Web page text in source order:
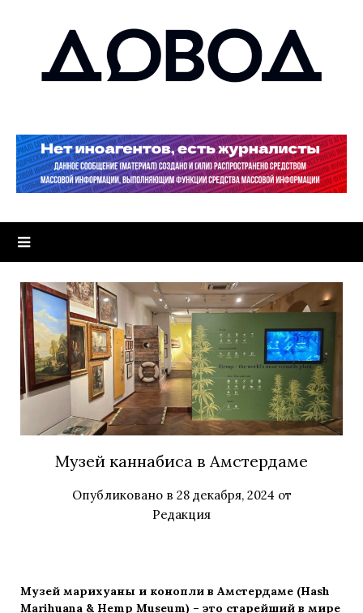
Музей каннабиса в Амстердаме
Опубликовано в 28 декабря, 2024 от
Редакция
Музей марихуаны и конопли в Амстердаме (Hash
Marihuana & Hemp Museum) – это старейший в мире